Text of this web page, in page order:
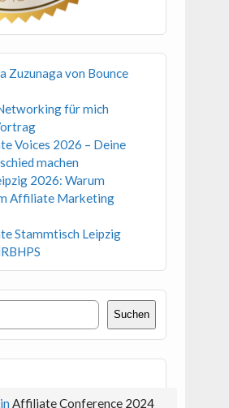
Zuzunaga von Bounce
für mich
Voices 2026 – Deine
machen
2026: Warum
Affiliate Marketing
Stammtisch Leipzig
Suchen
Affiliate Conference 2024